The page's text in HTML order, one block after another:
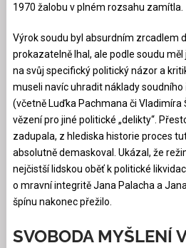
1970 žalobu v plném rozsahu zamítla.
Výrok soudu byl absurdním zrcadlem
prokazatelně lhal, ale podle soudu
na svůj specifický politický názor a
museli navíc uhradit náklady
(včetně Luďka Pachmana či Vladimíra
vězení pro jiné politické „delikty“.
zadupala, z hlediska historie proces
absolutně demaskoval. Ukázal, že
nejčistší lidskou oběť k politické
o mravní integritě Jana Palacha a
špínu nakonec přežilo.
SVOBODA MYŠLENÍ